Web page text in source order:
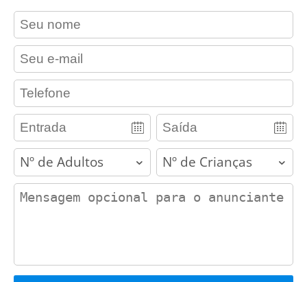
contact_name
contact_email
contact_phone
adults children
contact_message